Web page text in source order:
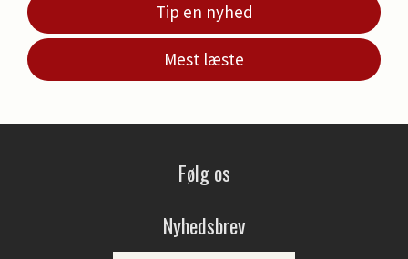
Tip en nyhed
Mest læste
Følg os
Nyhedsbrev